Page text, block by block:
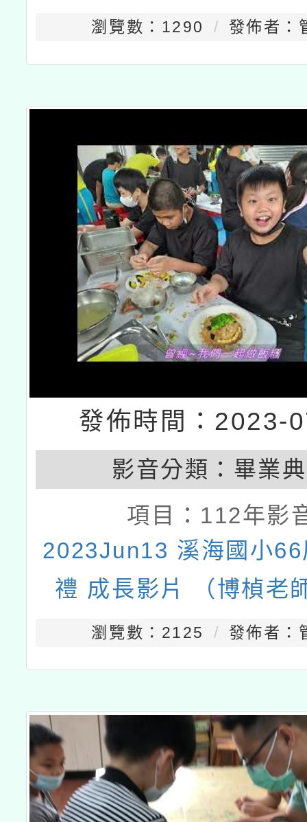
瀏覽數：1290 發佈者：
發佈時間：2023-
影音分類： 畢業
項目： 112年影
2023Jun13 溪海國小
禮 成長影片 （博楨老
瀏覽數：2125 發佈者：